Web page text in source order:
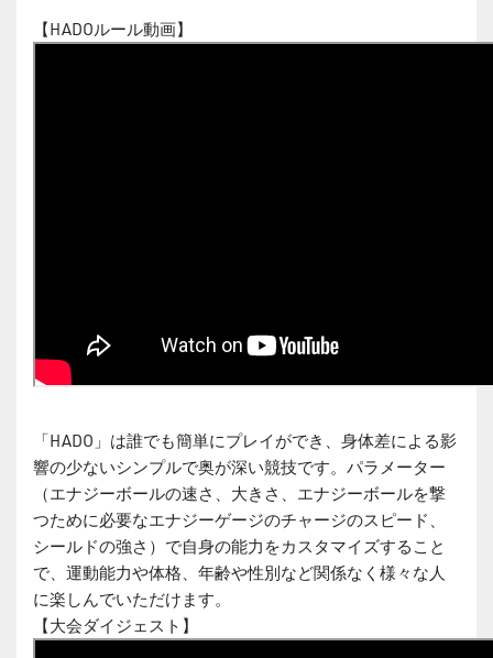
【HADOルール動画】
「HADO」は誰でも簡単にプレイができ、⾝体差による影
響の少ないシンプルで奥が深い競技です。パラメーター
（エナジーボールの速さ、⼤きさ、エナジーボールを撃
つために必要なエナジーゲージのチャージのスピード、
シールドの強さ）で⾃⾝の能⼒をカスタマイズすること
で、運動能⼒や体格、年齢や性別など関係なく様々な⼈
に楽しんでいただけます。
【⼤会ダイジェスト】